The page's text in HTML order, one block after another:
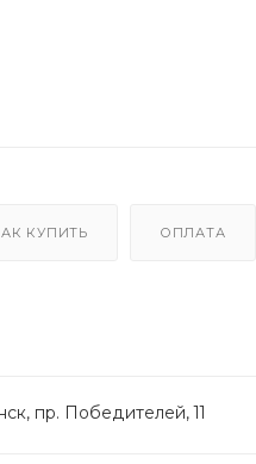
КУПИТЬ ОПЛАТА
пр. Победителей, 11